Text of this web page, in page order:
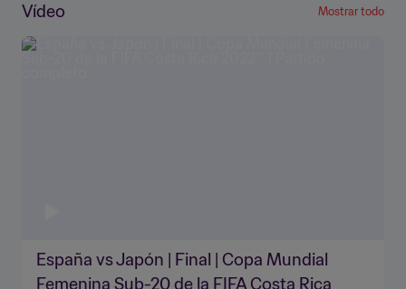
Vídeo Mostrar todo
España vs Japón | Final | Copa Mundial
Femenina Sub-20 de la FIFA Costa Rica